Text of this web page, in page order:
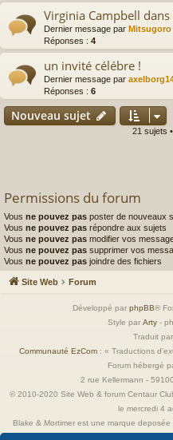
Virginia Campbell
Dernier message par Mitsugoro
Réponses : 4
un invité célébre !
Dernier message par
Réponses : 6
Nouveau sujet
21 sujets
Permissions du forum
Vous ne pouvez pas poster de nouveaux
Vous ne pouvez pas répondre aux sujets
Vous ne pouvez pas modifier vos
Vous ne pouvez pas supprimer vos
Vous ne pouvez pas joindre des fichiers
Site Web Forum
Développé par phpBB®
Style par Arty -
Traduit par
Communauté EzCom : « Traductions
Forum hébergé
2 rue Kellermann -
© 2010-2020 Site Web & forum Centaur
le mercredi 4
Blake & Mortimer est une marque